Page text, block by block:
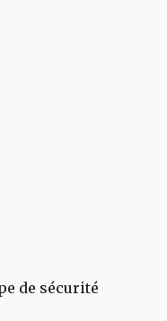
de sécurité